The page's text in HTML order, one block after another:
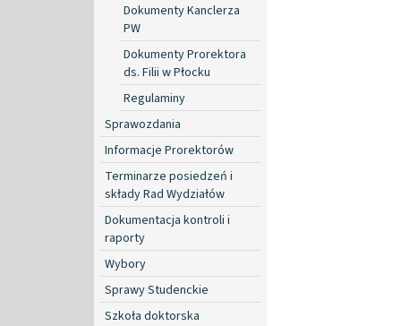
Dokumenty Kanclerza
PW
Dokumenty Prorektora
ds. Filii w Płocku
Regulaminy
Sprawozdania
Informacje Prorektorów
Terminarze posiedzeń i
składy Rad Wydziałów
Dokumentacja kontroli i
raporty
Wybory
Sprawy Studenckie
Szkoła doktorska